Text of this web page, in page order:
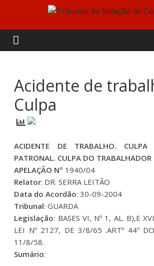
content
Tribunal
da
Relação
de
Coimbra
Acidente de
Culpa
ACIDENTE DE TRABALHO. CULPA
PATRONAL. CULPA DO TRABALHADOR
APELAÇÃO Nº 1940/04
Relator: DR. SERRA LEITÃO
Data do Acordão: 30-09-2004
Tribunal: GUARDA
Legislação: BASES VI, Nº 1, AL. B),E
LEI Nº 2127, DE 3/8/65 .ARTº 44º
11/8/58.
Sumário: